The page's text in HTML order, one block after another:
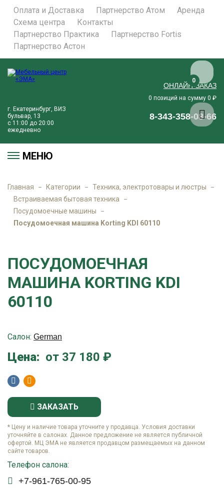
Оплата и Доставка Партнерство Атом
Аренда
Схема центра
Контакты
Партнерство Практика
Партнерство Fortis
Партнерство Астон
г. Екатеринбург, ВИЗ
бульвар, 13
с 11:00 до 20:00
ежедневно
ОНЛАЙН-ЗАКАЗ
0 позиций на сумму 0 ₽
8-343-358-08-66
МЕНЮ
Главная Категории
Техника, электротовары и люстры
Встраиваемая бытовая техника
Посудомоечные машины
Посудомоечная машина Korting KDI 60110
ПОСУДОМОЕЧНАЯ
МАШИНА KORTING KDI
60110
Салон: German
Цена: от 37 180 ₽
ЗАКАЗАТЬ
* Цену и наличие товара уточните у продавца. Условия доставки
уточняйте в салонах. Данное предложение не является публичной
офертой. МЦ ЭМА не является продавцом размещаемых на данном
сайте товаров.
Телефон салона:
+7-961-765-00-95
0